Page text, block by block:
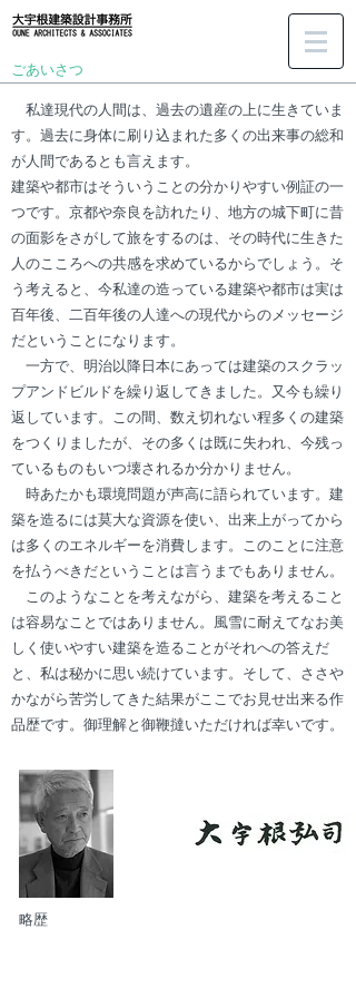
ごあいさつ
私達現代の人間は、過去の遺産の上に生きていま
す。過去に身体に刷り込まれた多くの出来事の総和
が人間であるとも言えます。
建築や都市はそういうことの分かりやすい例証の一
つです。京都や奈良を訪れたり、地方の城下町に昔
の面影をさがして旅をするのは、その時代に生きた
人のこころへの共感を求めているからでしょう。そ
う考えると、今私達の造っている建築や都市は実は
百年後、二百年後の人達への現代からのメッセージ
だということになります。
一方で、明治以降日本にあっては建築のスクラッ
プアンドビルドを繰り返してきました。又今も繰り
返しています。この間、数え切れない程多くの建築
をつくりましたが、その多くは既に失われ、今残っ
ているものもいつ壊されるか分かりません。
時あたかも環境問題が声高に語られています。建
築を造るには莫大な資源を使い、出来上がってから
は多くのエネルギーを消費します。このことに注意
を払うべきだということは言うまでもありません。
このようなことを考えながら、建築を考えること
は容易なことではありません。風雪に耐えてなお美
しく使いやすい建築を造ることがそれへの答えだ
と、私は秘かに思い続けています。そして、ささや
かながら苦労してきた結果がここでお見せ出来る作
品歴です。御理解と御鞭撻いただければ幸いです。
​略歴